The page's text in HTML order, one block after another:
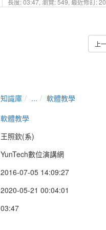
長度: 03:47, 瀏覽: 549, 最近修訂:
上
知識庫 ...
軟體教學
軟體教學
王照欽(系)
YunTech數位演講網
2016-07-05 14:09:27
2020-05-21 00:04:01
03:47